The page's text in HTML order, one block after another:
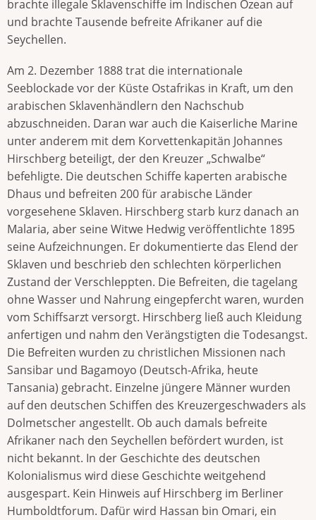
brachte illegale Sklavenschiffe im Indischen Ozean auf
und brachte Tausende befreite Afrikaner auf die
Seychellen.
Am 2. Dezember 1888 trat die internationale
Seeblockade vor der Küste Ostafrikas in Kraft, um den
arabischen Sklavenhändlern den Nachschub
abzuschneiden. Daran war auch die Kaiserliche Marine
unter anderem mit dem Korvettenkapitän Johannes
Hirschberg beteiligt, der den Kreuzer „Schwalbe“
befehligte. Die deutschen Schiffe kaperten arabische
Dhaus und befreiten 200 für arabische Länder
vorgesehene Sklaven. Hirschberg starb kurz danach an
Malaria, aber seine Witwe Hedwig veröffentlichte 1895
seine Aufzeichnungen. Er dokumentierte das Elend der
Sklaven und beschrieb den schlechten körperlichen
Zustand der Verschleppten. Die Befreiten, die tagelang
ohne Wasser und Nahrung eingepfercht waren, wurden
vom Schiffsarzt versorgt. Hirschberg ließ auch Kleidung
anfertigen und nahm den Verängstigten die Todesangst.
Die Befreiten wurden zu christlichen Missionen nach
Sansibar und Bagamoyo (Deutsch-Afrika, heute
Tansania) gebracht. Einzelne jüngere Männer wurden
auf den deutschen Schiffen des Kreuzergeschwaders als
Dolmetscher angestellt. Ob auch damals befreite
Afrikaner nach den Seychellen befördert wurden, ist
nicht bekannt. In der Geschichte des deutschen
Kolonialismus wird diese Geschichte weitgehend
ausgespart. Kein Hinweis auf Hirschberg im Berliner
Humboldtforum. Dafür wird Hassan bin Omari, ein